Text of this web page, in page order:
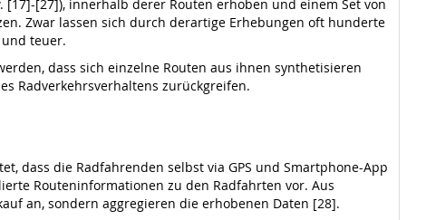
[27]), innerhalb derer Routen erhoben und einem Set von
Zwar lassen sich durch derartige Erhebungen oft hunderte
teuer.
dass sich einzelne Routen aus ihnen synthetisieren
Rad­verkehrsverhaltens zurückgreifen.
dass die Radfahrenden selbst via GPS und Smartphone-App
Routeninformationen zu den Radfahrten vor. Aus
an, sondern aggregieren die erhobenen Daten [28].